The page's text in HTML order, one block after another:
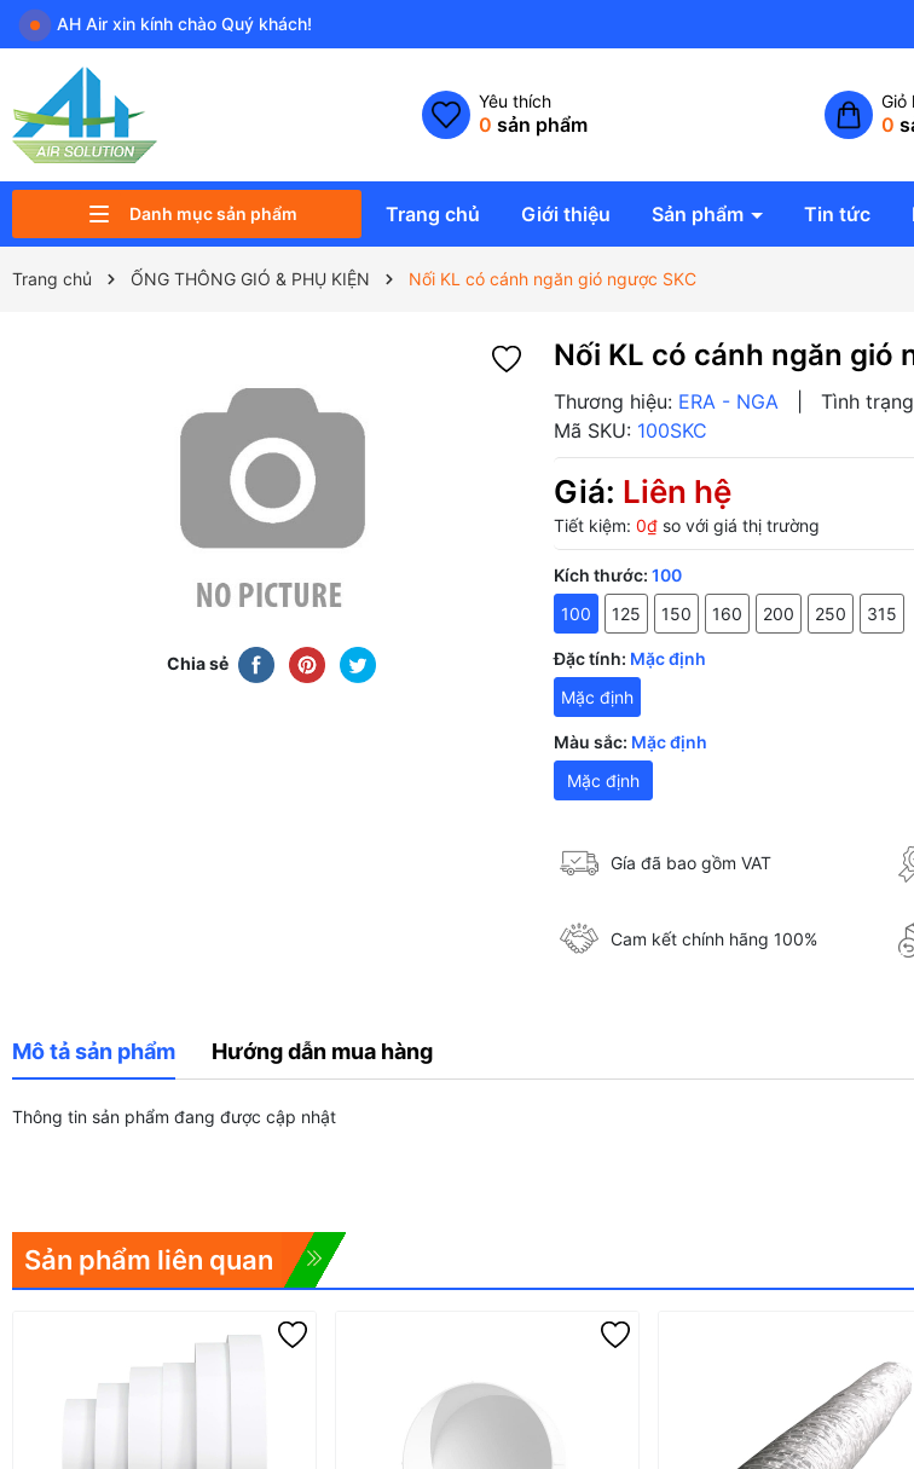
AH Air xin kính chào Quý khách! Công
Yêu thích
0 sản phẩm
Giỏ
0
Danh mục sản phẩm Trang chủ Giới thiệu Sản phẩm Tin tức
Trang chủ ỐNG THÔNG GIÓ & PHỤ KIỆN Nối KL có cánh ngăn gió ngược SKC
Chia sẻ
Nối KL có cánh ngăn gió
Thương hiệu: ERA - NGA Tình
Mã SKU: 100SKC
Giá: Liên hệ
Tiết kiệm: 0₫ so với giá thị trường
Kích thước: 100
100
125 150 160 200 250 315
Đặc tính: Mặc định
Mặc định
Màu sắc: Mặc định
Mặc định
Gía đã bao gồm VAT
Cam kết chính hãng 100%
Mô tả sản phẩm Hướng dẫn mua hàng
Thông tin sản phẩm đang được cập nhật
Sản phẩm liên quan